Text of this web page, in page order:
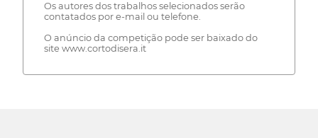
Os autores dos trabalhos selecionados serão
contatados por e-mail ou telefone.
O anúncio da competição pode ser baixado do
site www.cortodisera.it